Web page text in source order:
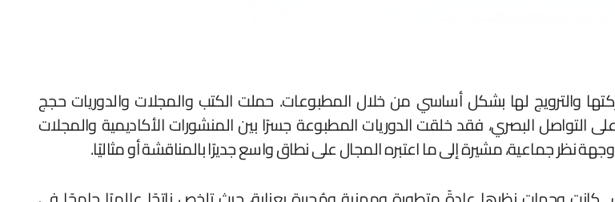
والترويج لها بشكل أساسي من خلال المطبوعات. حملت الكتب والمجلات والدوريات حجج
البصري، فقد خلقت الدوريات المطبوعة جسرًا بين المنشورات الأكاديمية والمجلات
نظر جماعية، مشيرة إلى ما اعتبره المجال على نطاق واسع جديرًا بالمناقشة أو مثاليًا.